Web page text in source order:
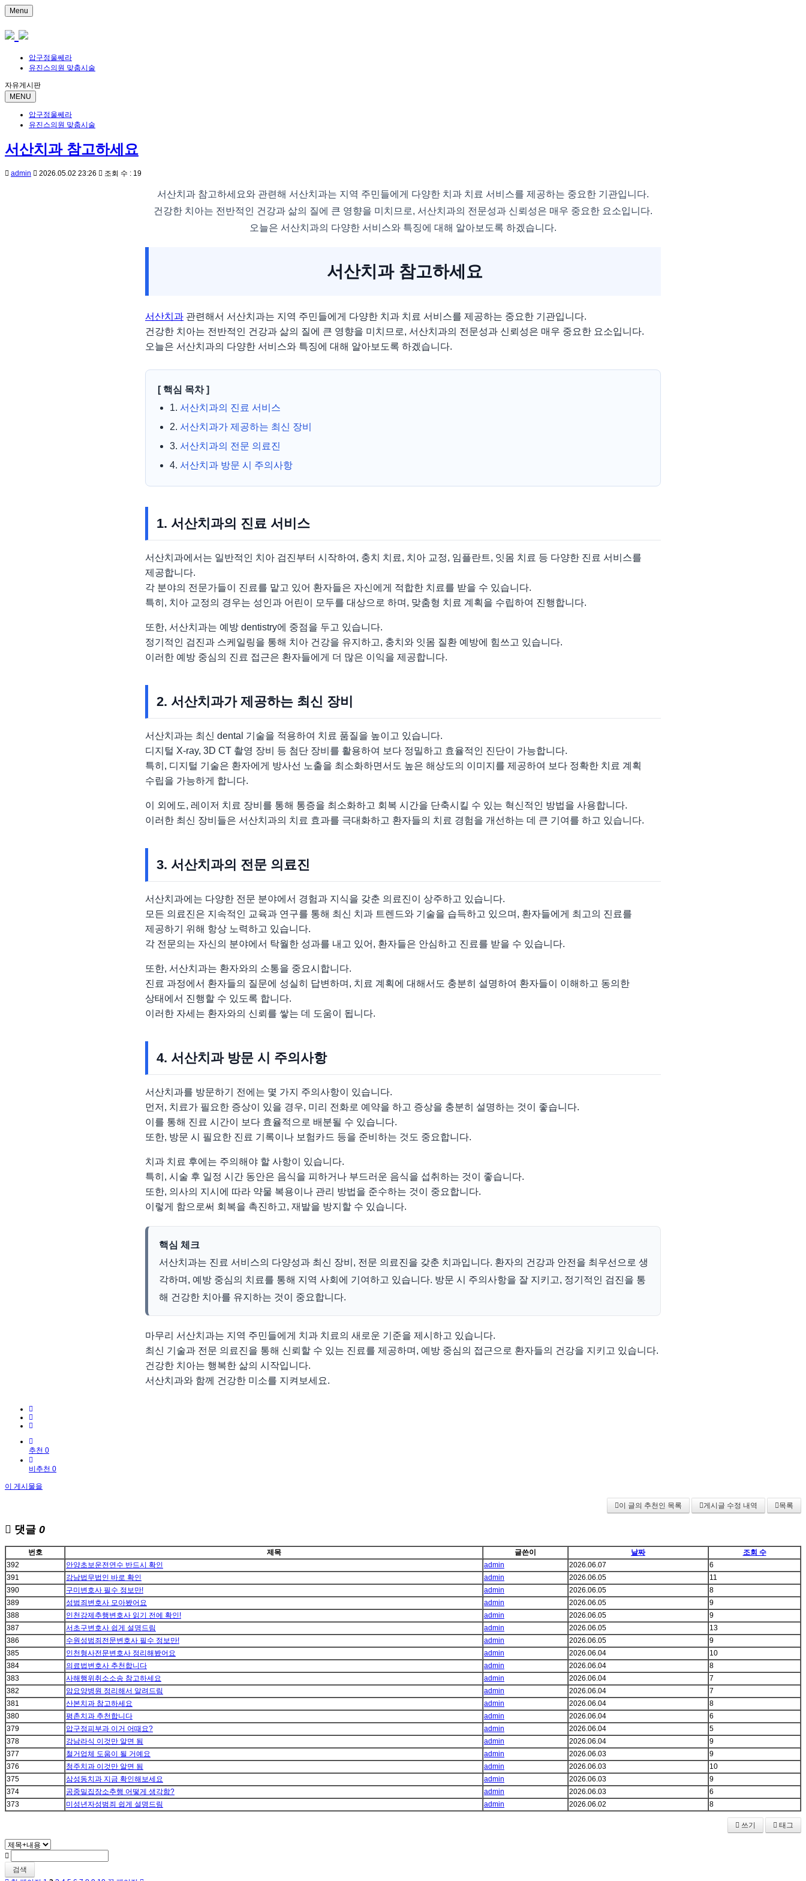
Menu
압구정울쎄라
유진스의원 맞춤시술
자유게시판
MENU
압구정울쎄라
유진스의원 맞춤시술
서산치과 참고하세요
admin 2026.05.02 23:26 조회 수 : 19
서산치과 참고하세요와 관련해 서산치과는 지역 주민들에게 다양한 치과 치료 서비스를 제공하는 중요한 기관입니다.
건강한 치아는 전반적인 건강과 삶의 질에 큰 영향을 미치므로, 서산치과의 전문성과 신뢰성은 매우 중요한 요소입니다.
오늘은 서산치과의 다양한 서비스와 특징에 대해 알아보도록 하겠습니다.
서산치과 참고하세요
서산치과 관련해서 서산치과는 지역 주민들에게 다양한 치과 치료 서비스를 제공하는 중요한 기관입니다.
건강한 치아는 전반적인 건강과 삶의 질에 큰 영향을 미치므로, 서산치과의 전문성과 신뢰성은 매우 중요한 요소입니다.
오늘은 서산치과의 다양한 서비스와 특징에 대해 알아보도록 하겠습니다.
[ 핵심 목차 ]
1. 서산치과의 진료 서비스
2. 서산치과가 제공하는 최신 장비
3. 서산치과의 전문 의료진
4. 서산치과 방문 시 주의사항
1. 서산치과의 진료 서비스
서산치과에서는 일반적인 치아 검진부터 시작하여, 충치 치료, 치아 교정, 임플란트, 잇몸 치료 등 다양한 진료 서비스를
제공합니다.
각 분야의 전문가들이 진료를 맡고 있어 환자들은 자신에게 적합한 치료를 받을 수 있습니다.
특히, 치아 교정의 경우는 성인과 어린이 모두를 대상으로 하며, 맞춤형 치료 계획을 수립하여 진행합니다.
또한, 서산치과는 예방 dentistry에 중점을 두고 있습니다.
정기적인 검진과 스케일링을 통해 치아 건강을 유지하고, 충치와 잇몸 질환 예방에 힘쓰고 있습니다.
이러한 예방 중심의 진료 접근은 환자들에게 더 많은 이익을 제공합니다.
2. 서산치과가 제공하는 최신 장비
서산치과는 최신 dental 기술을 적용하여 치료 품질을 높이고 있습니다.
디지털 X-ray, 3D CT 촬영 장비 등 첨단 장비를 활용하여 보다 정밀하고 효율적인 진단이 가능합니다.
특히, 디지털 기술은 환자에게 방사선 노출을 최소화하면서도 높은 해상도의 이미지를 제공하여 보다 정확한 치료 계획
수립을 가능하게 합니다.
이 외에도, 레이저 치료 장비를 통해 통증을 최소화하고 회복 시간을 단축시킬 수 있는 혁신적인 방법을 사용합니다.
이러한 최신 장비들은 서산치과의 치료 효과를 극대화하고 환자들의 치료 경험을 개선하는 데 큰 기여를 하고 있습니다.
3. 서산치과의 전문 의료진
서산치과에는 다양한 전문 분야에서 경험과 지식을 갖춘 의료진이 상주하고 있습니다.
모든 의료진은 지속적인 교육과 연구를 통해 최신 치과 트렌드와 기술을 습득하고 있으며, 환자들에게 최고의 진료를
제공하기 위해 항상 노력하고 있습니다.
각 전문의는 자신의 분야에서 탁월한 성과를 내고 있어, 환자들은 안심하고 진료를 받을 수 있습니다.
또한, 서산치과는 환자와의 소통을 중요시합니다.
진료 과정에서 환자들의 질문에 성실히 답변하며, 치료 계획에 대해서도 충분히 설명하여 환자들이 이해하고 동의한
상태에서 진행할 수 있도록 합니다.
이러한 자세는 환자와의 신뢰를 쌓는 데 도움이 됩니다.
4. 서산치과 방문 시 주의사항
서산치과를 방문하기 전에는 몇 가지 주의사항이 있습니다.
먼저, 치료가 필요한 증상이 있을 경우, 미리 전화로 예약을 하고 증상을 충분히 설명하는 것이 좋습니다.
이를 통해 진료 시간이 보다 효율적으로 배분될 수 있습니다.
또한, 방문 시 필요한 진료 기록이나 보험카드 등을 준비하는 것도 중요합니다.
치과 치료 후에는 주의해야 할 사항이 있습니다.
특히, 시술 후 일정 시간 동안은 음식을 피하거나 부드러운 음식을 섭취하는 것이 좋습니다.
또한, 의사의 지시에 따라 약물 복용이나 관리 방법을 준수하는 것이 중요합니다.
이렇게 함으로써 회복을 촉진하고, 재발을 방지할 수 있습니다.
핵심 체크
서산치과는 진료 서비스의 다양성과 최신 장비, 전문 의료진을 갖춘 치과입니다. 환자의 건강과 안전을 최우선으로 생
각하며, 예방 중심의 치료를 통해 지역 사회에 기여하고 있습니다. 방문 시 주의사항을 잘 지키고, 정기적인 검진을 통
해 건강한 치아를 유지하는 것이 중요합니다.
마무리 서산치과는 지역 주민들에게 치과 치료의 새로운 기준을 제시하고 있습니다.
최신 기술과 전문 의료진을 통해 신뢰할 수 있는 진료를 제공하며, 예방 중심의 접근으로 환자들의 건강을 지키고 있습니다.
건강한 치아는 행복한 삶의 시작입니다.
서산치과와 함께 건강한 미소를 지켜보세요.
추천 0
비추천 0
이 게시물을
이 글의 추천인 목록 게시글 수정 내역 목록
댓글 0
번호 제목 글쓴이 날짜
조회 수
392
안양초보운전연수 반드시 확인 admin 2026.06.07
6
391
강남법무법인 바로 확인 admin 2026.06.05
11
390
구미변호사 필수 정보만! admin 2026.06.05
8
389
성범죄변호사 모아봤어요 admin 2026.06.05
9
388
인천강제추행변호사 읽기 전에 확인! admin 2026.06.05
9
387
서초구변호사 쉽게 설명드림 admin 2026.06.05
13
386
수원성범죄전문변호사 필수 정보만! admin 2026.06.05
9
385
인천형사전문변호사 정리해봤어요 admin 2026.06.04
10
384
의료법변호사 추천합니다 admin 2026.06.04
8
383
사해행위취소소송 참고하세요 admin 2026.06.04
7
382
암요양병원 정리해서 알려드림 admin 2026.06.04
7
381
산본치과 참고하세요 admin 2026.06.04
8
380
평촌치과 추천합니다 admin 2026.06.04
6
379
압구정피부과 이거 어때요? admin 2026.06.04
5
378
강남라식 이것만 알면 됨 admin 2026.06.04
9
377
철거업체 도움이 될 거예요 admin 2026.06.03
9
376
청주치과 이것만 알면 됨 admin 2026.06.03
10
375
삼성동치과 지금 확인해보세요 admin 2026.06.03
9
374
공중밀집장소추행 어떻게 생각함? admin 2026.06.03
6
373
미성년자성범죄 쉽게 설명드림 admin 2026.06.02 8
쓰기 태그
검색